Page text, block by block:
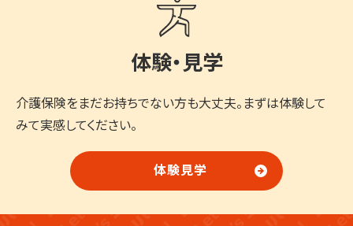
体験・見学
介護保険をまだお持ちでない方も大丈夫。まずは体験して
みて実感してください。
体験見学